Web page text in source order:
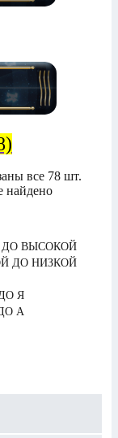
все 78 шт.
найдено
ДО ВЫСОКОЙ
ДО НИЗКОЙ
Я
А